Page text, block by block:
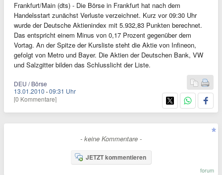
Frankfurt/Main (dts) - Die Börse in Frankfurt hat nach dem
Handelsstart zunächst Verluste verzeichnet. Kurz vor 09:30 Uhr
wurde der Deutsche Aktienindex mit 5.932,83 Punkten berechnet.
Das entspricht einem Minus von 0,17 Prozent gegenüber dem
Vortag. An der Spitze der Kursliste steht die Aktie von Infineon,
gefolgt von Metro und Bayer. Die Aktien der Deutschen Bank, VW
und Salzgitter bilden das Schlusslicht der Liste.
DEU / Börse
13.01.2010 ·09:31 Uhr
[0 Kommentare]
- keine Kommentare -
JETZT kommentieren
forum